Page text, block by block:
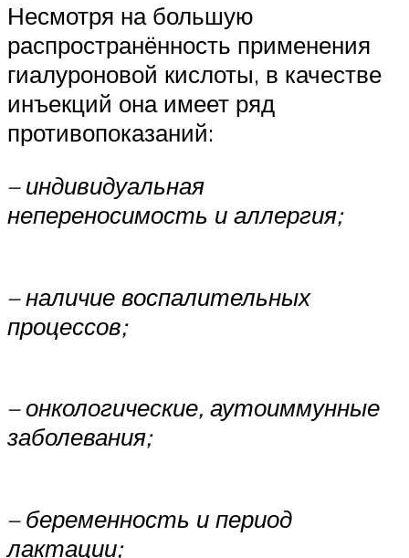
Несмотря на большую
распространённость применения
гиалуроновой кислоты, в качестве
инъекций она имеет ряд
противопоказаний:
– индивидуальная
непереносимость и аллергия;
– наличие воспалительных
процессов;
– онкологические, аутоиммунные
заболевания;
– беременность и период
лактации;